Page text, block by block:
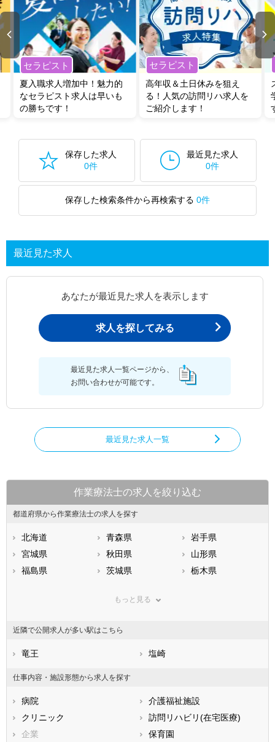
セラピスト
夏入職求人増加中！魅力的
なセラピスト求人は早いも
の勝ちです！
セラピスト
高年収＆土日休みを狙え
る！人気の訪問リハ求人を
ご紹介します！
保存した求人
0件
最近見た求人
0件
保存した検索条件から再検索する 0件
最近見た求人
あなたが最近見た求人を表示します
求人を探してみる
最近見た求人一覧ページから、
お問い合わせが可能です。
最近見た求人一覧
作業療法士の求人を絞り込む
都道府県から作業療法士の求人を探す
北海道 青森県
岩手県
宮城県
秋田県
山形県
福島県
茨城県
栃木県
神奈川県
石川県
福井県
静岡県
鳥取県
岡山県
広島県
徳島県
香川県
もっと見る
近隣で公開求人が多い駅はこちら
竜王 塩崎
仕事内容・施設形態から求人を探す
病院
介護福祉施設
クリニック
訪問リハビリ(在宅医療)
企業
保育園